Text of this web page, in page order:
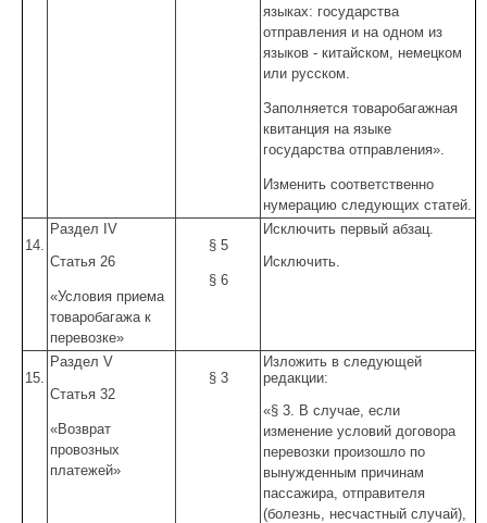
языках: государства
отправления и на одном из
языков - китайском, немецком
или русском.
Заполняется товаробагажная
квитанция на языке
государства отправления».
Изменить соответственно
нумерацию следующих статей.
14.
Раздел IV
Статья 26
«Условия приема
товаробагажа к
перевозке»
§ 5
§ 6
Исключить первый абзац.
Исключить.
15.
Раздел V
Статья 32
«Возврат
провозных
платежей»
§ 3
Изложить в следующей
редакции:
«§ 3. В случае, если
изменение условий договора
перевозки произошло по
вынужденным причинам
пассажира, отправителя
(болезнь, несчастный случай),